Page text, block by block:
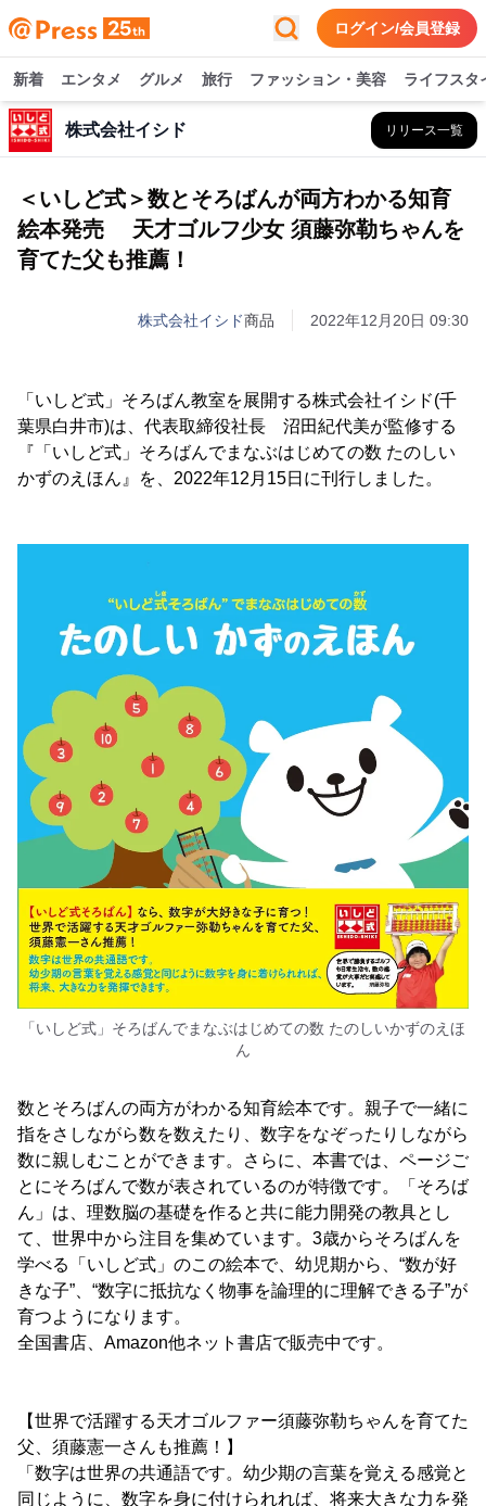
ログイン/会員登録
新着 エンタメ グルメ 旅行 ファッション・美容 ライフスタ
株式会社イシド リリース一覧
＜いしど式＞数とそろばんが両方わかる知育
絵本発売 天才ゴルフ少女 須藤弥勒ちゃんを
育てた父も推薦！
株式会社イシド商品 2022年12月20日 09:30
「いしど式」そろばん教室を展開する株式会社イシド(千
葉県白井市)は、代表取締役社長 沼田紀代美が監修する
『「いしど式」そろばんでまなぶはじめての数 たのしい
かずのえほん』を、2022年12月15日に刊行しました。
「いしど式」そろばんでまなぶはじめての数 たのしいかずのえほ
ん
数とそろばんの両方がわかる知育絵本です。親子で一緒に
指をさしながら数を数えたり、数字をなぞったりしながら
数に親しむことができます。さらに、本書では、ページご
とにそろばんで数が表されているのが特徴です。「そろば
ん」は、理数脳の基礎を作ると共に能力開発の教具とし
て、世界中から注目を集めています。3歳からそろばんを
学べる「いしど式」のこの絵本で、幼児期から、“数が好
きな子”、“数字に抵抗なく物事を論理的に理解できる子”が
育つようになります。
全国書店、Amazon他ネット書店で販売中です。
【世界で活躍する天才ゴルファー須藤弥勒ちゃんを育てた
父、須藤憲一さんも推薦！】
「数字は世界の共通語です。幼少期の言葉を覚える感覚と
同じように、数字を身に付けられれば、将来大きな力を発